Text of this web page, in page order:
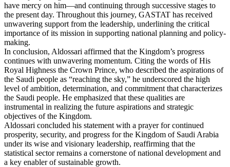
have mercy on him—and continuing through successive stages to
the present day. Throughout this journey, GASTAT has received
unwavering support from the leadership, underlining the critical
importance of its mission in supporting national planning and policy-
making.
In conclusion, Aldossari affirmed that the Kingdom’s progress
continues with unwavering momentum. Citing the words of His
Royal Highness the Crown Prince, who described the aspirations of
the Saudi people as “reaching the sky,” he underscored the high
level of ambition, determination, and commitment that characterizes
the Saudi people. He emphasized that these qualities are
instrumental in realizing the future aspirations and strategic
objectives of the Kingdom.
Aldossari concluded his statement with a prayer for continued
prosperity, security, and progress for the Kingdom of Saudi Arabia
under its wise and visionary leadership, reaffirming that the
statistical sector remains a cornerstone of national development and
a key enabler of sustainable growth.